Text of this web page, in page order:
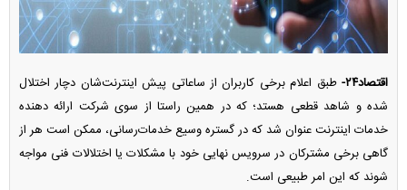
اقتصاد۲۴-
طبق اعلام برخی کاربران از ساعاتی پیش اینترنت‌شان دچار اختلال
شده و شاهد قطعی هستد؛ که در همین راستا از سوی شرکت ارائه دهنده
خدمات اینترنت عنوان شد که در گستره وسیع خدمات‌رسانی، ممکن است هر از
گاهی برخی مشترکان در سرویس نهایی خود با مشکلات یا اختلالات فنی مواجه
شوند که این امر طبیعی است.